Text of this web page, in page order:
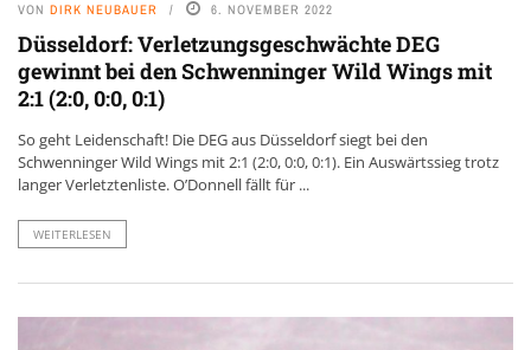
VON DIRK NEUBAUER 6. NOVEMBER 2022
Düsseldorf: Verletzungsgeschwächte DEG
gewinnt bei den Schwenninger Wild Wings mit
2:1 (2:0, 0:0, 0:1)
So geht Leidenschaft! Die DEG aus Düsseldorf siegt bei den
Schwenninger Wild Wings mit 2:1 (2:0, 0:0, 0:1). Ein Auswärtssieg trotz
langer Verletztenliste. O’Donnell fällt für ...
WEITERLESEN